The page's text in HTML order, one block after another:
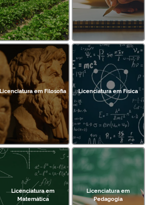
Licenciatura em Filosofia Licenciatura em Física
Licenciatura em
Matemática
Licenciatura em
Pedagogia